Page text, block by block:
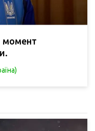
момент